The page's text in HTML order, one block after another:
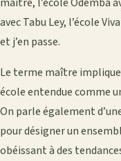
avec Tabu Ley, l’école
et j’en passe.
Le terme maître implique
école entendue comme
On parle également
pour désigner un
obéissant à des